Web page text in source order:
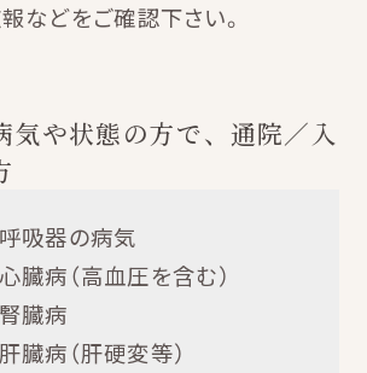
などをご確認下さい。
気や状態の方で、通院／入
吸器の病気
病（高血圧を含む）
臓病
病（肝硬変等）